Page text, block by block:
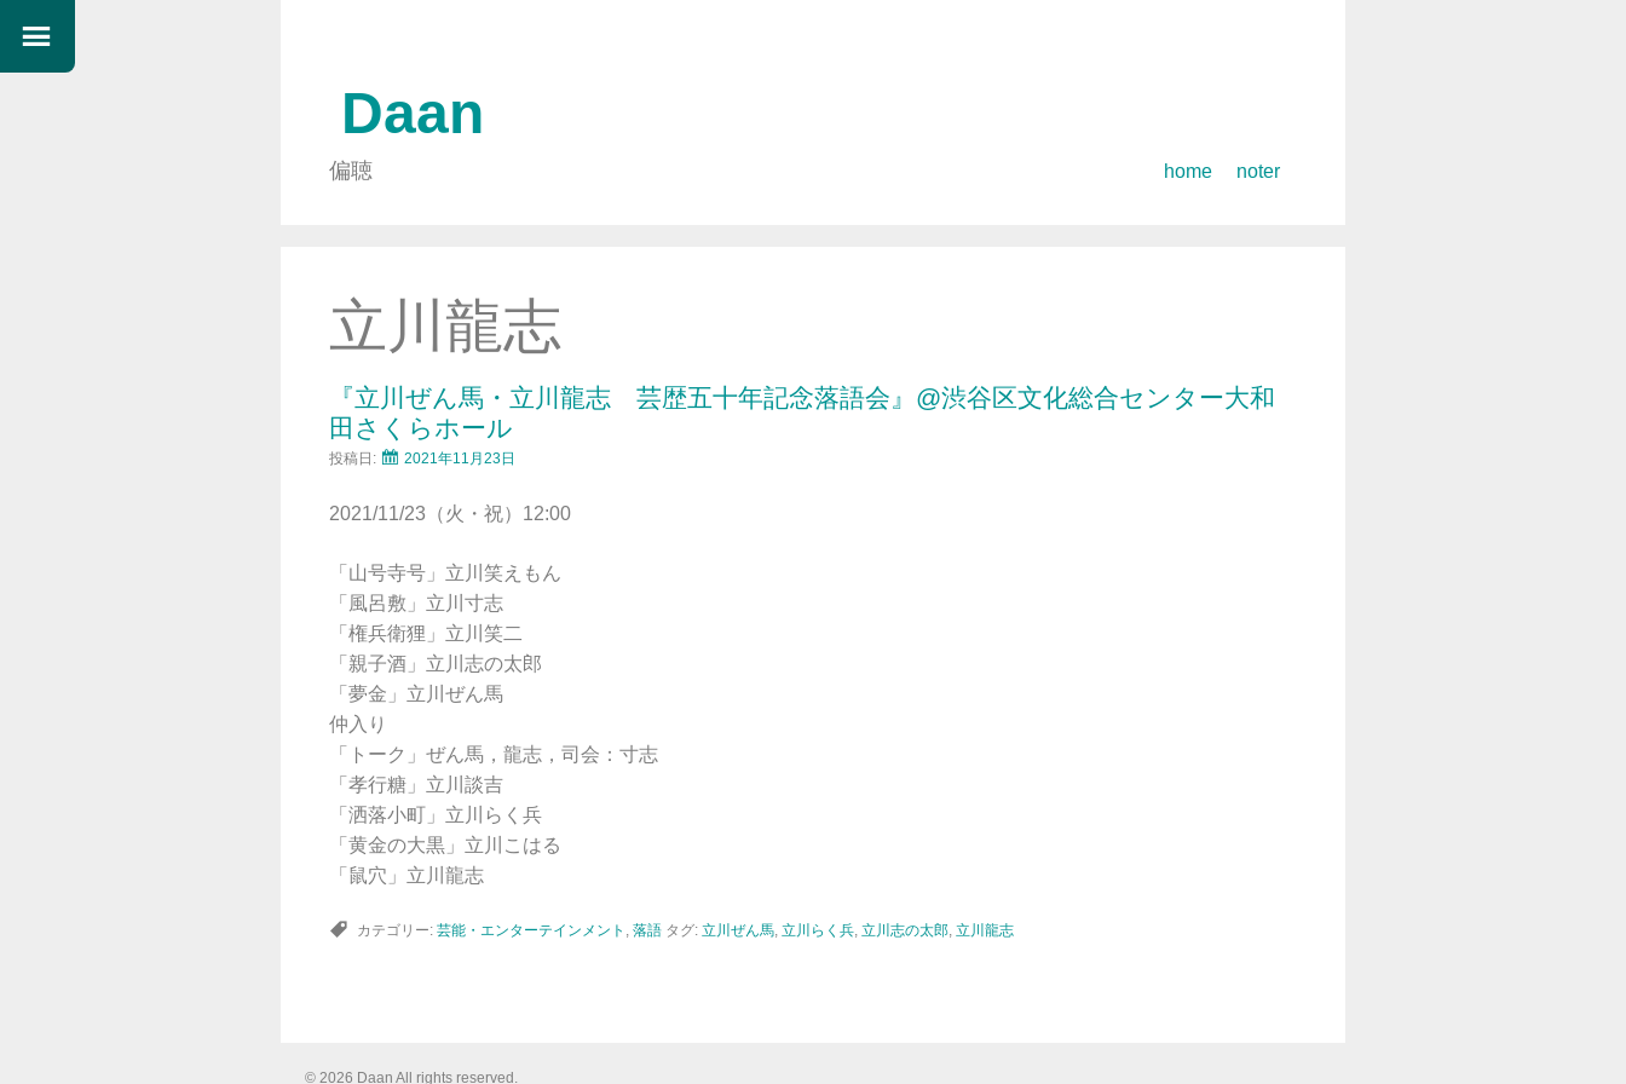
Daan
偏聴
コ
ッ
home noter
立川龍志
『立川ぜん馬・立川龍志 芸歴五十年記念落語会』@渋谷区文化総合センター大和
田さくらホール
投稿日: 2021年11月23日
2021/11/23（火・祝）12:00
「山号寺号」立川笑えもん
「風呂敷」立川寸志
「権兵衛狸」立川笑二
「親子酒」立川志の太郎
「夢金」立川ぜん馬
仲入り
「トーク」ぜん馬，龍志，司会：寸志
「孝行糖」立川談吉
「洒落小町」立川らく兵
「黄金の大黒」立川こはる
「鼠穴」立川龍志
カテゴリー: 芸能・エンターテインメント , 落語 タグ: 立川ぜん馬, 立川らく兵, 立川志の太郎, 立川龍志
© 2026 Daan All rights reserved.